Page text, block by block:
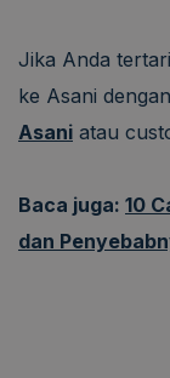
Jika Anda
ke Asani
Asani atau
Baca juga: 10
dan